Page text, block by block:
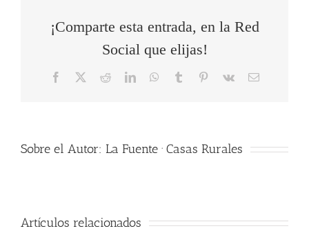
¡Comparte esta entrada, en la Red
Social que elijas!
Facebook RedditLinkedInWhatsApp
Tumblr Pinterest
Vk
Correo
Sobre el Autor: La Fuente · Casas Rurales
Artículos relacionados